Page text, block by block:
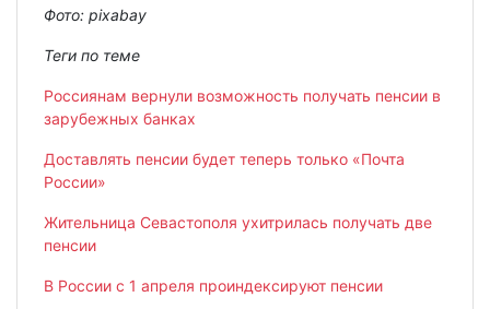
Фото: pixabay
Теги по теме
Россиянам вернули возможность получать пенсии в
зарубежных банках
Доставлять пенсии будет теперь только «Почта
России»
Жительница Севастополя ухитрилась получать две
пенсии
В России с 1 апреля проиндексируют пенсии